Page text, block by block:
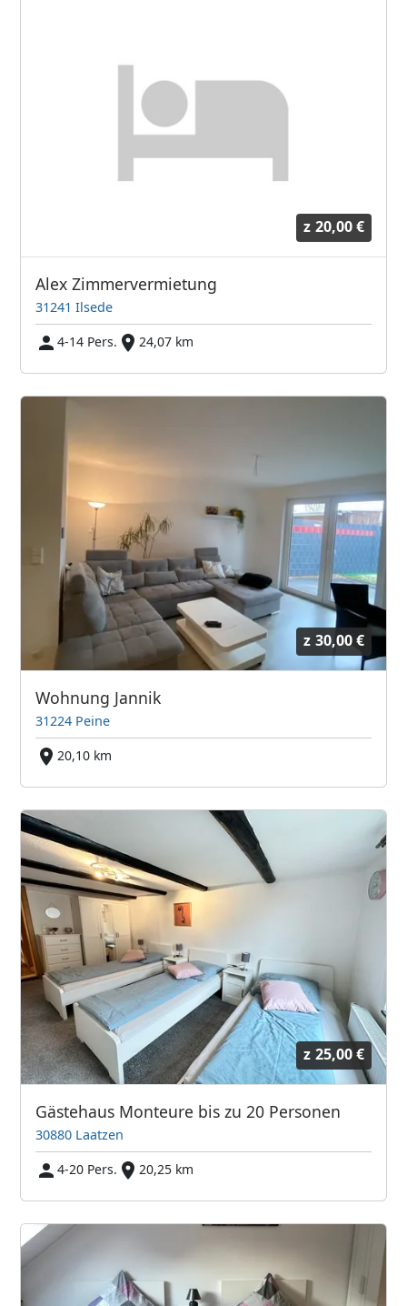
z 20,00 €
Alex Zimmervermietung
31241 Ilsede
4-14 Pers.
24,07 km
z 30,00 €
Wohnung Jannik
31224 Peine
20,10 km
z 25,00 €
Gästehaus Monteure bis zu 20 Personen
30880 Laatzen
4-20 Pers.
20,25 km